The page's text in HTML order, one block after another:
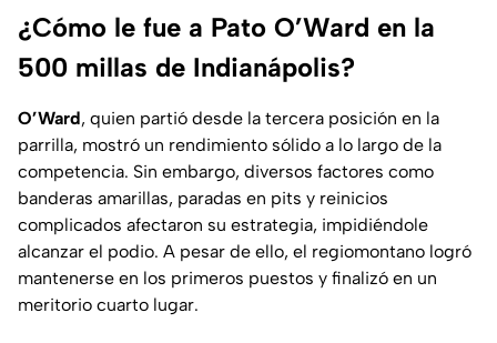
¿Cómo le fue a Pato O’Ward en la
500 millas de Indianápolis?
O’Ward, quien partió desde la tercera posición en la
parrilla, mostró un rendimiento sólido a lo largo de la
competencia. Sin embargo, diversos factores como
banderas amarillas, paradas en pits y reinicios
complicados afectaron su estrategia, impidiéndole
alcanzar el podio. A pesar de ello, el regiomontano logró
mantenerse en los primeros puestos y finalizó en un
meritorio cuarto lugar.